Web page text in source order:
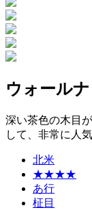
ウォール
深い茶色の木目
して、非常に人
北米
★★★★
あ行
柾目